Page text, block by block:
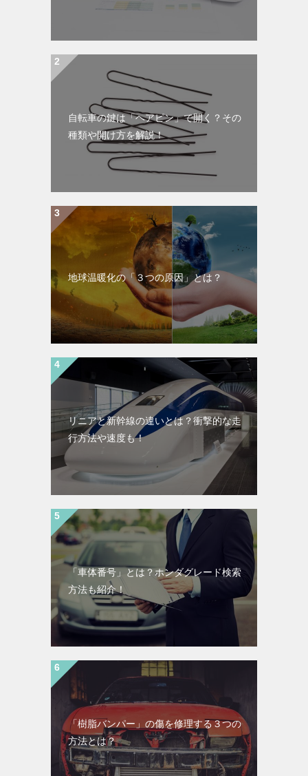
自転車の鍵は「ヘアピン」で開く？その
種類や開け方を解説！
地球温暖化の「３つの原因」とは？
リニアと新幹線の違いとは？衝撃的な走
行方法や速度も！
「車体番号」とは？ホンダグレード検索
方法も紹介！
「樹脂バンパー」の傷を修理する３つの
方法とは？